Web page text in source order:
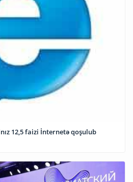
12,5 faizi İnternetə qoşulub